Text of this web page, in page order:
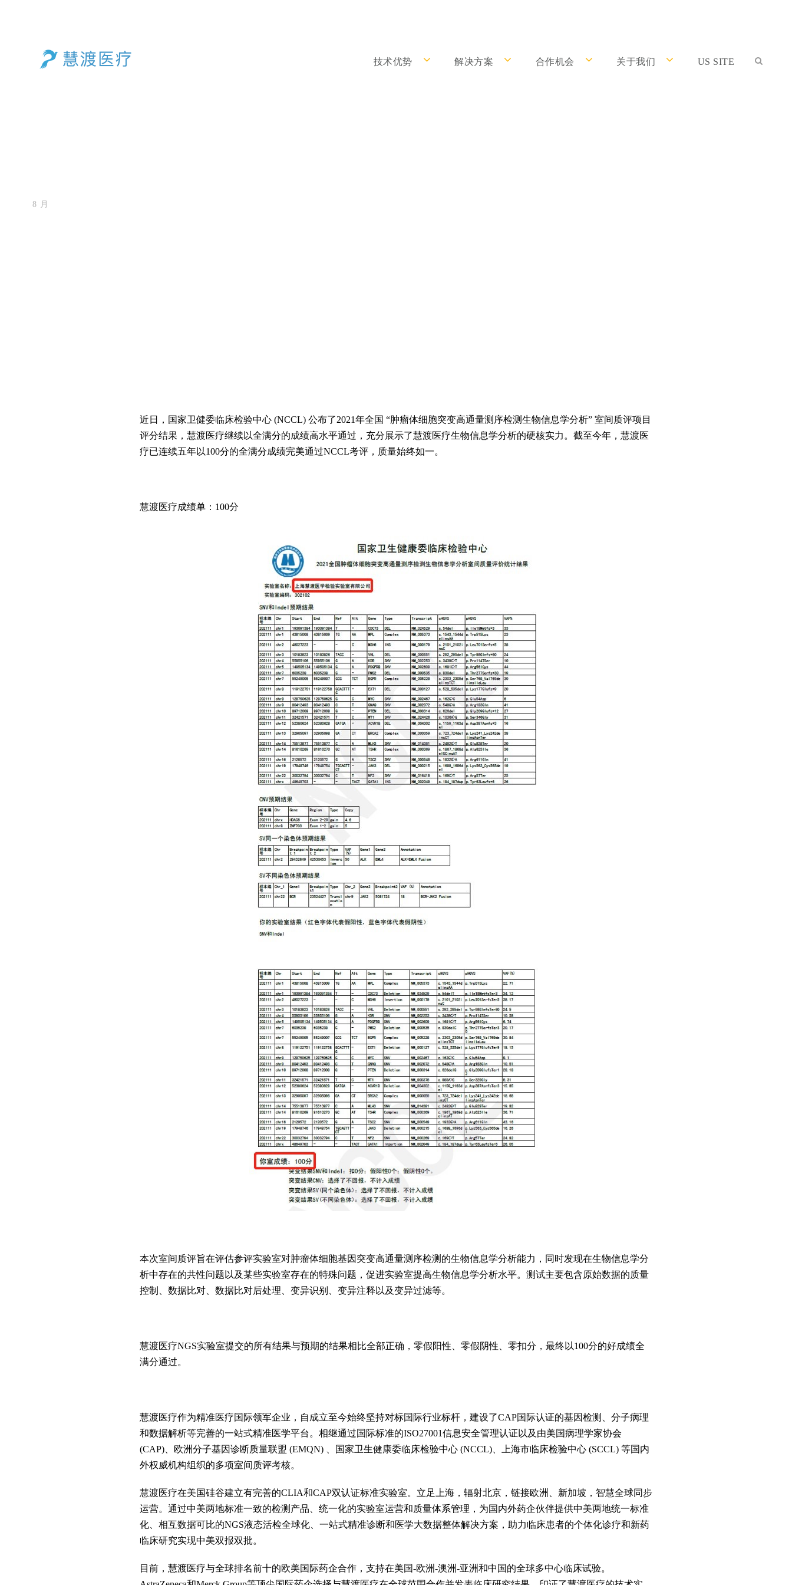
技术优势 解决方案 合作机会 关于我们 US SITE
8 月
近日，国家卫健委临床检验中心 (NCCL) 公布了2021年全国 “肿瘤体细胞突变高通量测序检测生物信息学分析” 室间质评项目
评分结果，慧渡医疗继续以全满分的成绩高水平通过，充分展示了慧渡医疗生物信息学分析的硬核实力。截至今年，慧渡医
疗已连续五年以100分的全满分成绩完美通过NCCL考评，质量始终如一。
慧渡医疗成绩单：100分
本次室间质评旨在评估参评实验室对肿瘤体细胞基因突变高通量测序检测的生物信息学分析能力，同时发现在生物信息学分
析中存在的共性问题以及某些实验室存在的特殊问题，促进实验室提高生物信息学分析水平。测试主要包含原始数据的质量
控制、数据比对、数据比对后处理、变异识别、变异注释以及变异过滤等。
慧渡医疗NGS实验室提交的所有结果与预期的结果相比全部正确，零假阳性、零假阴性、零扣分，最终以100分的好成绩全
满分通过。
慧渡医疗作为精准医疗国际领军企业，自成立至今始终坚持对标国际行业标杆，建设了CAP国际认证的基因检测、分子病理
和数据解析等完善的一站式精准医学平台。相继通过国际标准的ISO27001信息安全管理认证以及由美国病理学家协会
(CAP)、欧洲分子基因诊断质量联盟 (EMQN) 、国家卫生健康委临床检验中心 (NCCL)、上海市临床检验中心 (SCCL) 等国内
外权威机构组织的多项室间质评考核。
慧渡医疗在美国硅谷建立有完善的CLIA和CAP双认证标准实验室。立足上海，辐射北京，链接欧洲、新加坡，智慧全球同步
运营。通过中美两地标准一致的检测产品、统一化的实验室运营和质量体系管理，为国内外药企伙伴提供中美两地统一标准
化、相互数据可比的NGS液态活检全球化、一站式精准诊断和医学大数据整体解决方案，助力临床患者的个体化诊疗和新药
临床研究实现中美双报双批。
目前，慧渡医疗与全球排名前十的欧美国际药企合作，支持在美国-欧洲-澳洲-亚洲和中国的全球多中心临床试验。